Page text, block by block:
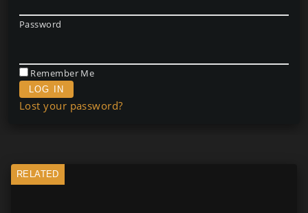
Password
Remember Me
Lost your password?
RELATED